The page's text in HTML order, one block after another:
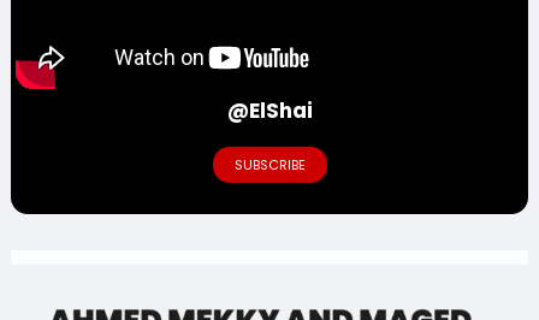
@ElShai
SUBSCRIBE